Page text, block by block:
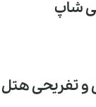
شاپ
و تفریحی هتل